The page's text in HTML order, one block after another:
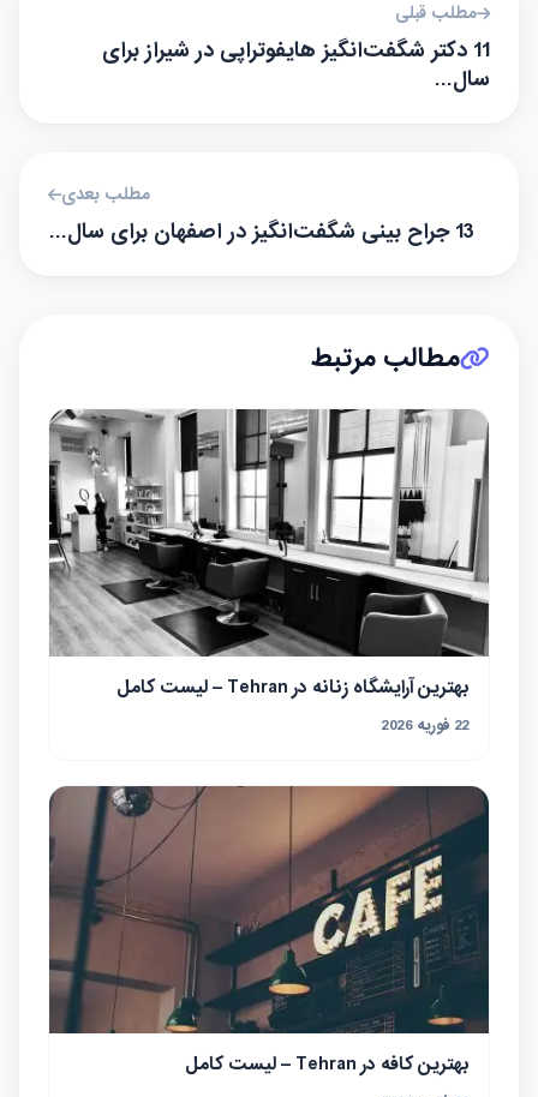
مطلب قبلی
11 دکتر شگفت‌انگیز هایفوتراپی در شیراز برای
سال…
مطلب بعدی
13 جراح بینی شگفت‌انگیز در اصفهان برای سال…
مطالب مرتبط
بهترین آرایشگاه زنانه در Tehran – لیست کامل
22 فوریه 2026
بهترین کافه در Tehran – لیست کامل